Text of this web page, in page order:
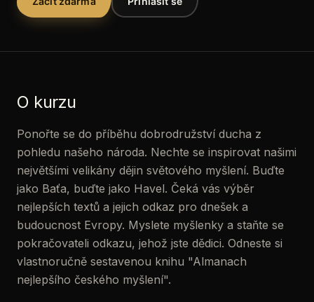
O kurzu
Ponořte se do příběhu dobrodružství ducha z
pohledu našeho národa. Nechte se inspirovat našimi
největšími velikány dějin světového myšlení. Buďte
jako Baťa, buďte jako Havel. Čeká vás výběr
nejlepších textů a jejich odkaz pro dnešek a
budoucnost Evropy. Myslete myšlenky a staňte se
pokračovateli odkazu, jehož jste dědici. Odneste si
vlastnoručně sestavenou knihu "Almanach
nejlepšího českého myšlení".